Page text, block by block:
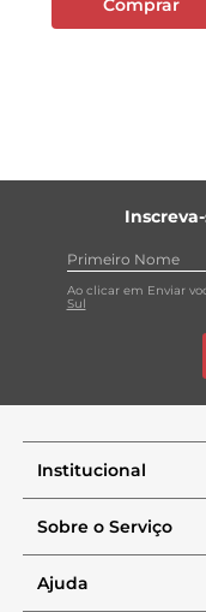
Comprar
Ao clicar em Enviar
Sul
Institucional
Sobre o Serviço
Ajuda